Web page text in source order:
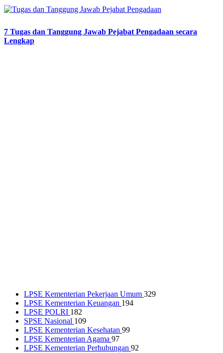
7 Tugas dan Tanggung Jawab Pejabat Pengadaan secara
Lengkap
LPSE Kementerian Pekerjaan Umum 329
LPSE Kementerian Keuangan 194
LPSE POLRI 182
SPSE Nasional 109
LPSE Kementerian Kesehatan 99
LPSE Kementerian Agama 97
LPSE Kementerian Perhubungan 92